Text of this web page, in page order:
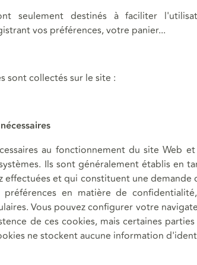
seulement destinés à faciliter
vos préférences, votre panier...
sont collectés sur le site :
au fonctionnement du site Web
Ils sont généralement établis en
effectuées et qui constituent une demande
en matière de
Vous pouvez configurer votre
de ces cookies, mais certaines
ne stockent aucune information